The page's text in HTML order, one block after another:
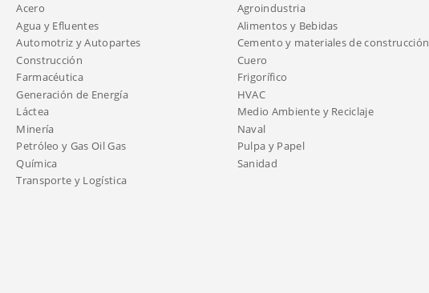
Acero
Agroindustria
Agua y Efluentes
Alimentos y Bebidas
Automotriz y Autopartes
Cemento y materiales de construcción
Construcción
Cuero
Farmacéutica
Frigorífico
Generación de Energía
HVAC
Láctea
Medio Ambiente y Reciclaje
Minería
Naval
Petróleo y Gas Oil Gas
Pulpa y Papel
Química
Sanidad
Transporte y Logística